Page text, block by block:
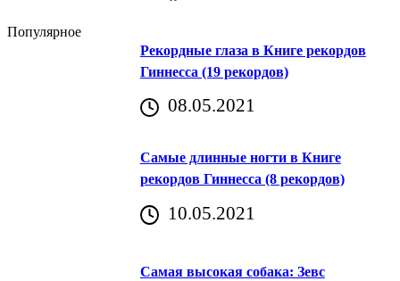
Популярное
Рекордные глаза в Книге рекордов
Гиннесса (19 рекордов)
08.05.2021
Самые длинные ногти в Книге
рекордов Гиннесса (8 рекордов)
10.05.2021
Самая высокая собака: Зевс